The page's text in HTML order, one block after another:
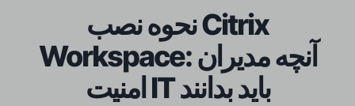
نحوه نصب Citrix
Workspace: آنچه مدیران
امنیت IT باید بدانند